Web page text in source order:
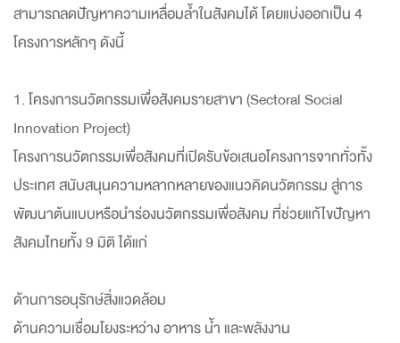
สามารถลดปัญหาความเหลื่อมล้ำในสังคมได้ โดยแบ่งออกเป็น 4
โครงการหลักๆ ดังนี้
1. โครงการนวัตกรรมเพื่อสังคมรายสาขา (Sectoral Social
Innovation Project)
โครงการนวัตกรรมเพื่อสังคมที่เปิดรับข้อเสนอโครงการจากทั่วทั้ง
ประเทศ สนับสนุนความหลากหลายของแนวคิดนวัตกรรม สู่การ
พัฒนาต้นแบบหรือนำร่องนวัตกรรมเพื่อสังคม ที่ช่วยแก้ไขปัญหา
สังคมไทยทั้ง 9 มิติ ได้แก่
ด้านการอนุรักษ์สิ่งแวดล้อม
ด้านความเชื่อมโยงระหว่าง อาหาร น้ำ และพลังงาน